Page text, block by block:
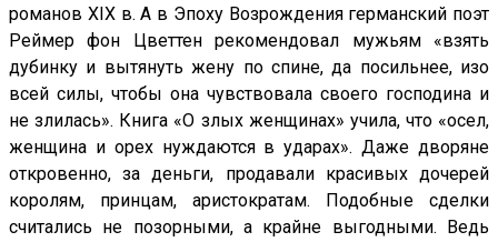
романов XIX в. А в Эпоху Возрождения германский поэт
Реймер фон Цветтен рекомендовал мужьям «взять
дубинку и вытянуть жену по спине, да посильнее, изо
всей силы, чтобы она чувствовала своего господина и
не злилась». Книга «О злых женщинах» учила, что «осел,
женщина и орех нуждаются в ударах». Даже дворяне
откровенно, за деньги, продавали красивых дочерей
королям, принцам, аристократам. Подобные сделки
считались не позорными, а крайне выгодными. Ведь